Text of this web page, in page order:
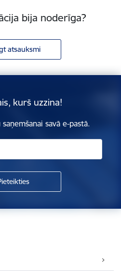
bija noderīga?
atsauksmi
kurš uzzina!
savā e-pastā.